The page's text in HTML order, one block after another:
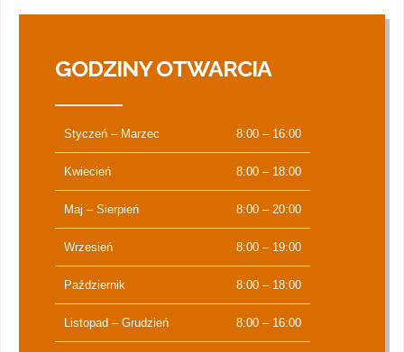
GODZINY OTWARCIA
Styczeń – Marzec 8:00 – 16:00
Kwiecień 8:00 – 18:00
Maj – Sierpień 8:00 – 20:00
Wrzesień 8:00 – 19:00
Październik 8:00 – 18:00
Listopad – Grudzień 8:00 – 16:00